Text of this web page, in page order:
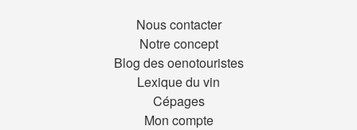
Nous contacter
Notre concept
Blog des oenotouristes
Lexique du vin
Cépages
Mon compte